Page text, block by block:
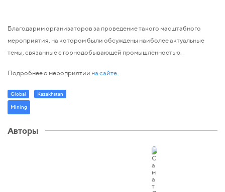
Благодарим организаторов за проведение такого масштабного
мероприятия, на котором были обсуждены наиболее актуальные
темы, связанные с горнодобывающей промышленностью.
Подробнее о мероприятии на сайте.
Global
Kazakhstan
Mining
Авторы